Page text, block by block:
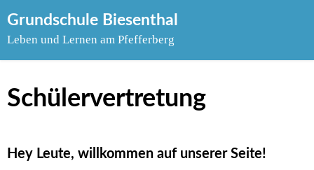
to
Grundschule Biesenthal
Leben und Lernen am Pfefferberg
Schülervertretung
Hey Leute, willkommen auf unserer Seite!